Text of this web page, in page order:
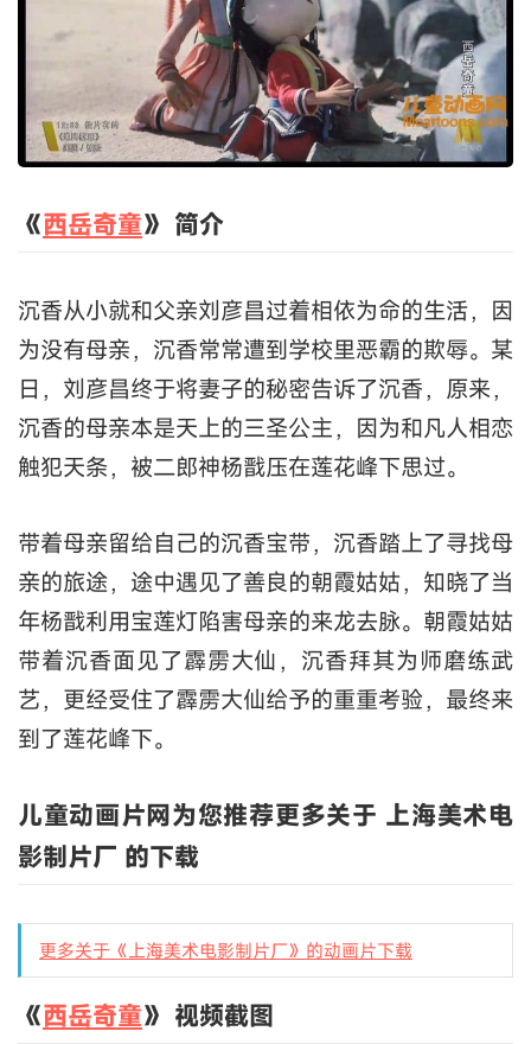
《西岳奇童》 简介
沉香从小就和父亲刘彦昌过着相依为命的生活，因
为没有母亲，沉香常常遭到学校里恶霸的欺辱。某
日，刘彦昌终于将妻子的秘密告诉了沉香，原来，
沉香的母亲本是天上的三圣公主，因为和凡人相恋
触犯天条，被二郎神杨戬压在莲花峰下思过。
带着母亲留给自己的沉香宝带，沉香踏上了寻找母
亲的旅途，途中遇见了善良的朝霞姑姑，知晓了当
年杨戬利用宝莲灯陷害母亲的来龙去脉。朝霞姑姑
带着沉香面见了霹雳大仙，沉香拜其为师磨练武
艺，更经受住了霹雳大仙给予的重重考验，最终来
到了莲花峰下。
儿童动画片网为您推荐更多关于 上海美术电
影制片厂 的下载
更多关于《上海美术电影制片厂》的动画片下载
《西岳奇童》 视频截图